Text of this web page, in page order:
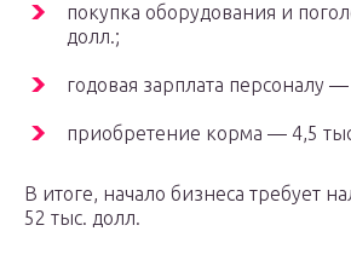
покупка оборудования и
долл.;
годовая зарплата персоналу
приобретение корма — 4,5
В итоге, начало бизнеса требует
52 тыс. долл.